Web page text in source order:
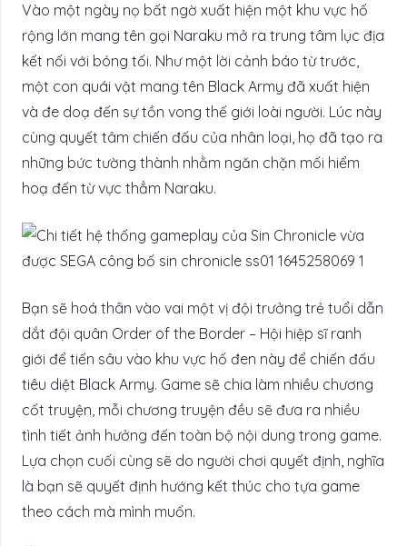
Vào một ngày nọ bất ngờ xuất hiện một khu vực hố
rộng lớn mang tên gọi Naraku mở ra trung tâm lục địa
kết nối với bóng tối. Như một lời cảnh báo từ trước,
một con quái vật mang tên Black Army đã xuất hiện
và đe doạ đến sự tồn vong thế giới loài người. Lúc này
cùng quyết tâm chiến đấu của nhân loại, họ đã tạo ra
những bức tường thành nhằm ngăn chặn mối hiểm
hoạ đến từ vực thẳm Naraku.
Bạn sẽ hoá thân vào vai một vị đội trưởng trẻ tuổi dẫn
dắt đội quân Order of the Border – Hội hiệp sĩ ranh
giới để tiến sâu vào khu vực hố đen này để chiến đấu
tiêu diệt Black Army. Game sẽ chia làm nhiều chương
cốt truyện, mỗi chương truyện đều sẽ đưa ra nhiều
tình tiết ảnh hưởng đến toàn bộ nội dung trong game.
Lựa chọn cuối cùng sẽ do người chơi quyết định, nghĩa
là bạn sẽ quyết định hướng kết thúc cho tựa game
theo cách mà mình muốn.